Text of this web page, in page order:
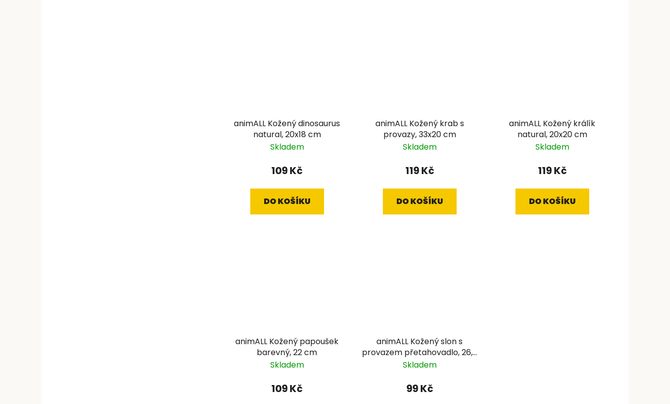
animALL Kožený dinosaurus
natural, 20x18 cm
Skladem
109 Kč
DO KOŠÍKU
animALL Kožený krab s
provazy, 33x20 cm
Skladem
119 Kč
DO KOŠÍKU
animALL Kožený králík
natural, 20x20 cm
Skladem
119 Kč
DO KOŠÍKU
animALL Kožený papoušek
barevný, 22 cm
Skladem
109 Kč
animALL Kožený slon s
provazem přetahovadlo, 26,5
cm
Skladem
99 Kč